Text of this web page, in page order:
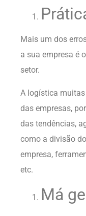
Mais um dos
a sua empresa é
setor.
A logística
das empresas,
das tendências,
como a divisão
empresa,
etc.
Má